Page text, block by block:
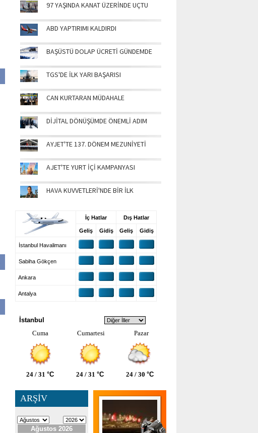
97 YAŞINDA KANAT ÜZERİNDE UÇTU
ABD YAPTIRIMI KALDIRDI
BAŞÜSTÜ DOLAP ÜCRETİ GÜNDEMDE
TGS'DE İLK YARI BAŞARISI
CAN KURTARAN MÜDAHALE
DİJİTAL DÖNÜŞÜMDE ÖNEMLİ ADIM
AYJET'TE 137. DÖNEM MEZUNİYETİ
AJET'TE YURT İÇİ KAMPANYASI
HAVA KUVVETLERİ'NDE BİR İLK
İç Hatlar Dış Hatlar
Geliş Gidiş Geliş Gidiş
İstanbul Havalimanı
Sabiha Gökçen
Ankara
Antalya
İstanbul
Cuma
Cumartesi Pazar
24 / 31 °C 24 / 31 °C 24 / 30 °C
ARŞİV